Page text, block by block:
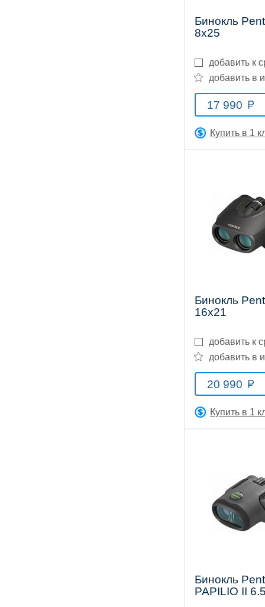
Бинокль
8x25
добавить к
добавить в
17 990
Купить в 1
Бинокль
16x21
добавить к
добавить в
20 990
Купить в 1
Бинокль
PAPILIO II